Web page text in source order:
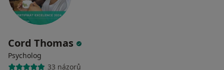
Cord Thomas
Psycholog
33 názorů